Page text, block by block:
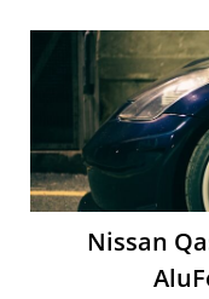
Nissan